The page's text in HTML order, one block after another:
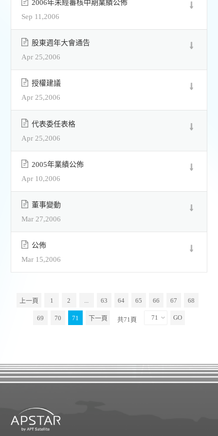
Sep 11,2006
2006年未經審核中期業績公佈
Apr 25,2006
股東週年大會通告
Apr 25,2006
授權建議
Apr 25,2006
代表委任表格
Apr 10,2006
2005年業績公佈
Mar 27,2006
董事變動
Mar 15,2006
公佈
上一頁 1 2 63 64 65 66 67 68
69 70 71 下一頁 共71頁